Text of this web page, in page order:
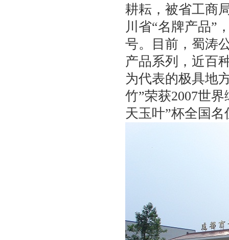
耕耘，被省工商
川省“名牌产品”
号。目前，蜀涛
产品系列，近百
为代表的极具地
竹”荣获2007世
天玉叶”杯全国